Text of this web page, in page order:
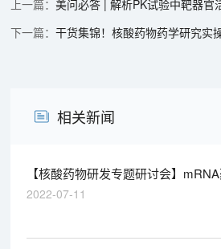
美问必答 | 解析PK试验中靶器官
干货集锦！核酸药物药学研究实操技巧与
相关新闻
【核酸药物研发专题研讨会】
及质控简介
2022-07-11